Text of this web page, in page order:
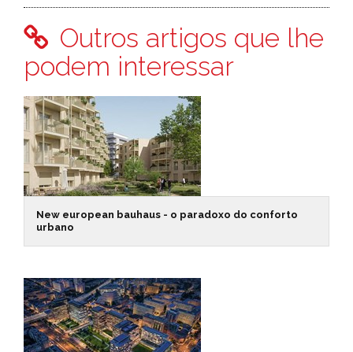
Outros artigos que lhe
podem interessar
New european bauhaus - o paradoxo do conforto
urbano